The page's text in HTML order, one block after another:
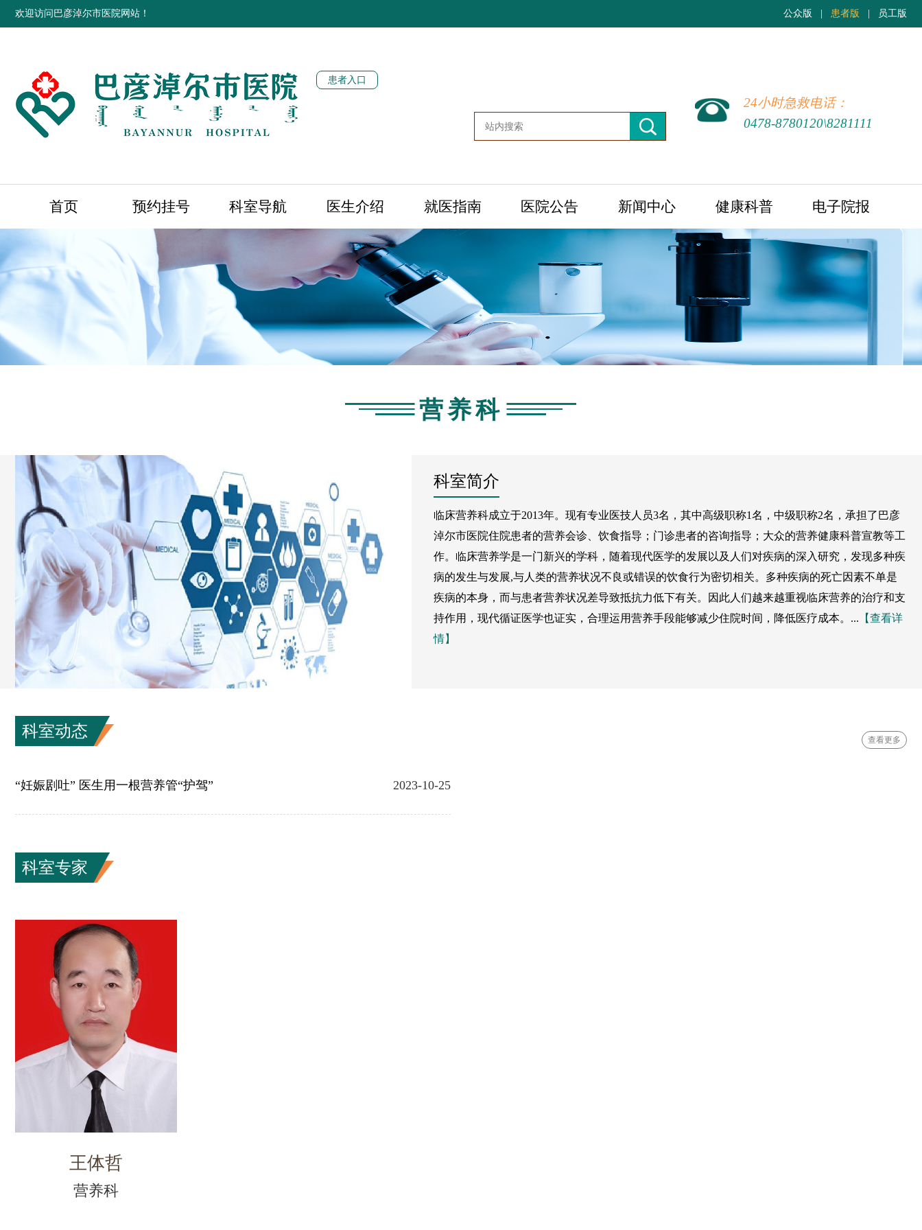
欢迎访问巴彦淖尔市医院网站！ 公众版 患者版 员工版
患者入口
24小时急救电话：
0478-8780120\8281111
首页 预约挂号 科室导航 医生介绍 就医指南 医院公告 新闻中心 健康科普 电子院报
营养科
科室简介
临床营养科成立于2013年。现有专业医技人员3名，其中高级职称1名，中级职称2名，承担了巴彦
淖尔市医院住院患者的营养会诊、饮食指导；门诊患者的咨询指导；大众的营养健康科普宣教等工
作。临床营养学是一门新兴的学科，随着现代医学的发展以及人们对疾病的深入研究，发现多种疾
病的发生与发展,与人类的营养状况不良或错误的饮食行为密切相关。多种疾病的死亡因素不单是
疾病的本身，而与患者营养状况差导致抵抗力低下有关。因此人们越来越重视临床营养的治疗和支
持作用，现代循证医学也证实，合理运用营养手段能够减少住院时间，降低医疗成本。... 【查看详
情】
查看更多
科室动态
2023-10-25
“妊娠剧吐” 医生用一根营养管“护驾”
科室专家
王体哲
营养科